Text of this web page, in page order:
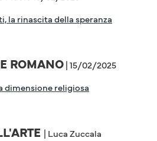
la rinascita della speranza
ROMANO| 15/02/2025
dimensione religiosa
| Luca Zuccala